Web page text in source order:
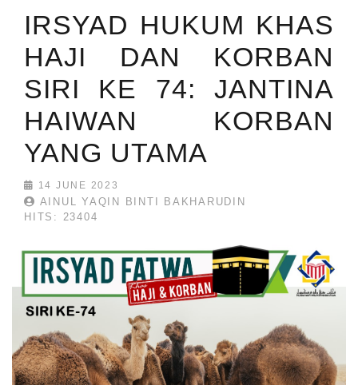
IRSYAD HUKUM KHAS
HAJI DAN KORBAN
SIRI KE 74: JANTINA
HAIWAN KORBAN
YANG UTAMA
14 JUNE 2023
AINUL YAQIN BINTI BAKHARUDIN
HITS: 23404